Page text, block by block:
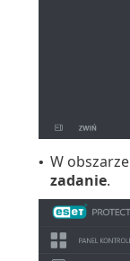
• W obszarze
zadanie.